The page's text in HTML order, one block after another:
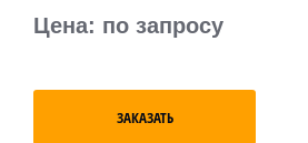
Цена: по запросу
ЗАКАЗАТЬ